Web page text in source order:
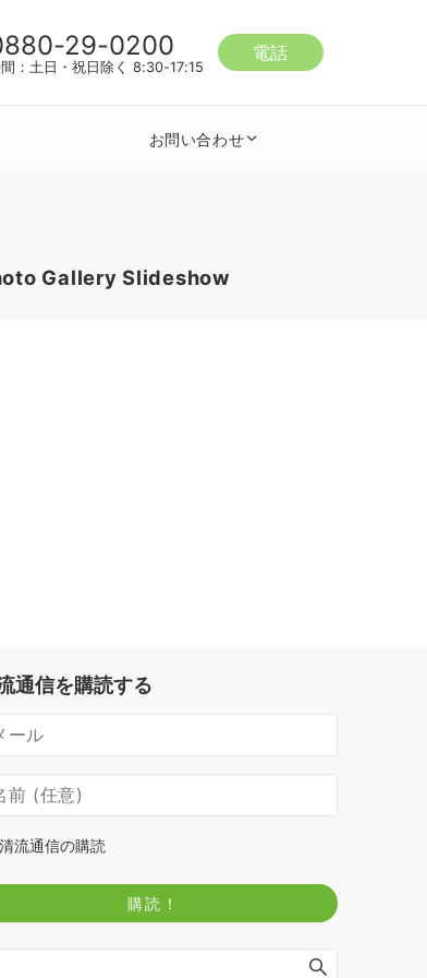
29-0200
：土日・祝日除く 8:30-17:15
電話
お問い合わせ
Gallery Slideshow
通信を購読する
清流通信の購読